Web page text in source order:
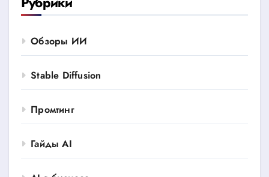
Обзоры ИИ
Stable Diffusion
Промтинг
Гайды AI